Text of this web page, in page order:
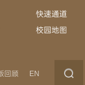
快速通道
校园地图
回顾 EN